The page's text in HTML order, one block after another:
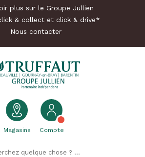
plus sur le Groupe Jullien
& collect et click & drive*
Nous contacter
Magasins Compte